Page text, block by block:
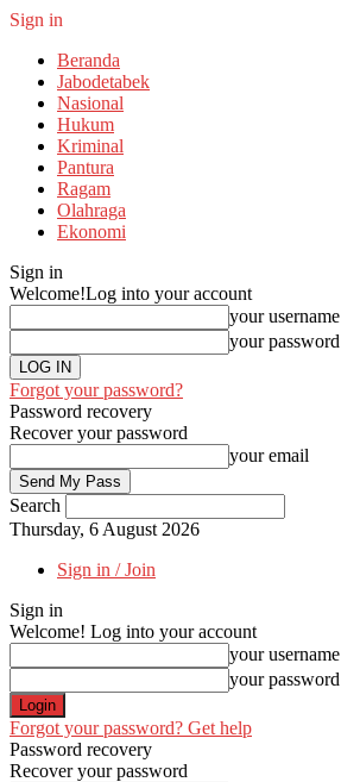
Sign in
Beranda
Jabodetabek
Nasional
Hukum
Kriminal
Pantura
Ragam
Olahraga
Ekonomi
Sign in
Welcome!Log into your account
your username
your password
Forgot your password?
Password recovery
Recover your password
your email
Search
Thursday, 6 August 2026
Sign in / Join
Sign in
Welcome! Log into your account
your username
your password
Forgot your password? Get help
Password recovery
Recover your password